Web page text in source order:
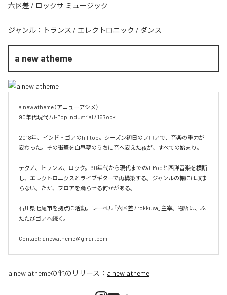
六区差 / ロックサ ミュージック
ジャンル： トランス / エレクトロニック / ダンス
a new atheme
a new atheme（アニューアシメ）
90年代現代 / J-Pop Industrial / 15Rock
2018年、インド・ゴアのhilltop。シーズン初日のフロアで、音楽の重力が
変わった。その衝撃を白昼夢のうちに音へ変えた夜が、すべての始まり。
テクノ、トランス、ロック。90年代から現代までのJ-Popと西洋音楽を横断
し、エレクトロニクスとライブギターで再構築する。ジャンルの棚には収ま
らない。ただ、フロアを踊らせる何かがある。
石川県七尾市を拠点に活動。レーベル「六区差 / rokkusa」主宰。物語は、ふ
たたびゴアへ続く。
Contact: anewatheme@gmail.com
a new athemeの他のリリース： a new atheme